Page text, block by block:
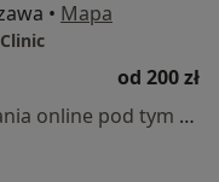
• Mapa
od 200 zł
Specjalista nie oferuje umawiania online pod tym adresem.